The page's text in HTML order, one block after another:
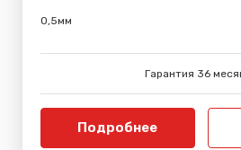
0,5мм
Гарантия 36
Подробнее